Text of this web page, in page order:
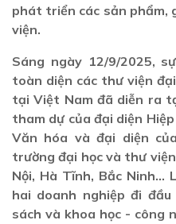
phát triển các sản phẩm,
viện.
Sáng ngày 12/9/2025,
toàn diện các thư viện
tại Việt Nam đã diễn ra
tham dự của đại diện
Văn hóa và đại diện
trường đại học và thư
Nội, Hà Tĩnh, Bắc Ninh…
hai doanh nghiệp đi
sách và khoa học - công